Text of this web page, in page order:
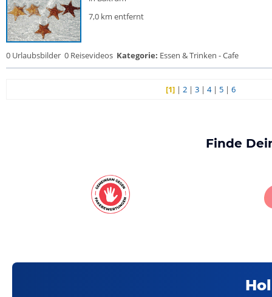
7,0 km entfernt
0 Urlaubsbilder 0 Reisevideos Kategorie: Essen & Trinken - Cafe
[1] |2 |3 |4| 5 |6
Finde